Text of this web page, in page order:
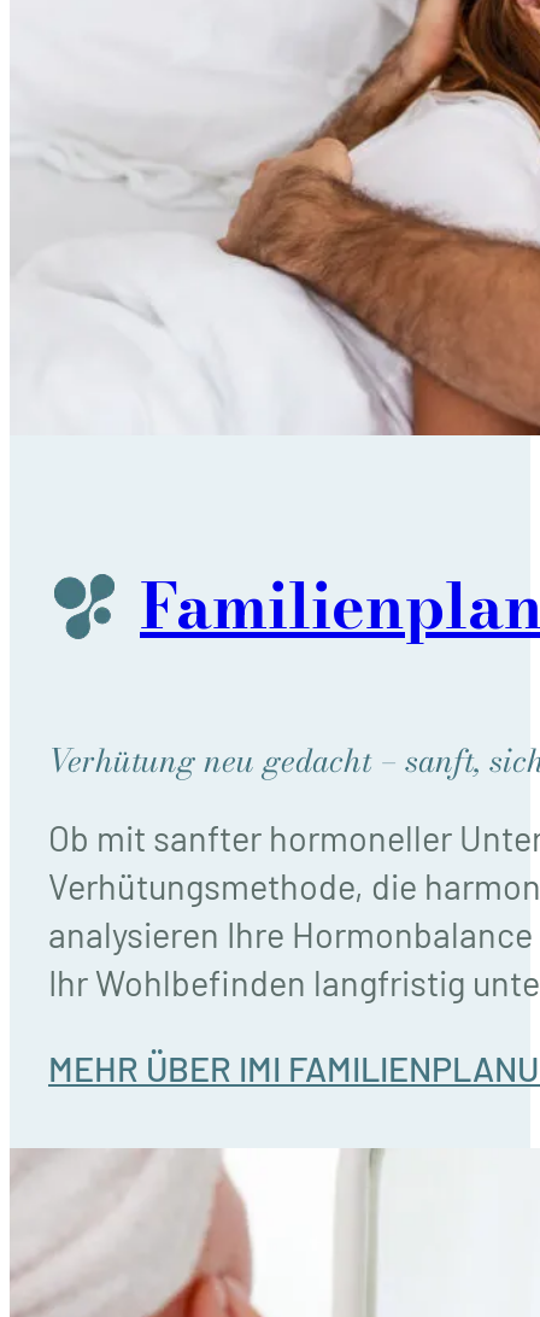
Verhütung neu gedacht – sanft,
Ob mit sanfter hormoneller
Verhütungsmethode, die
analysieren Ihre
Ihr Wohlbefinden langfristig
MEHR ÜBER IMI